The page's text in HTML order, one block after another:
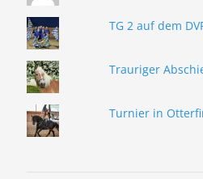
TG 2 auf dem
Trauriger
Turnier in